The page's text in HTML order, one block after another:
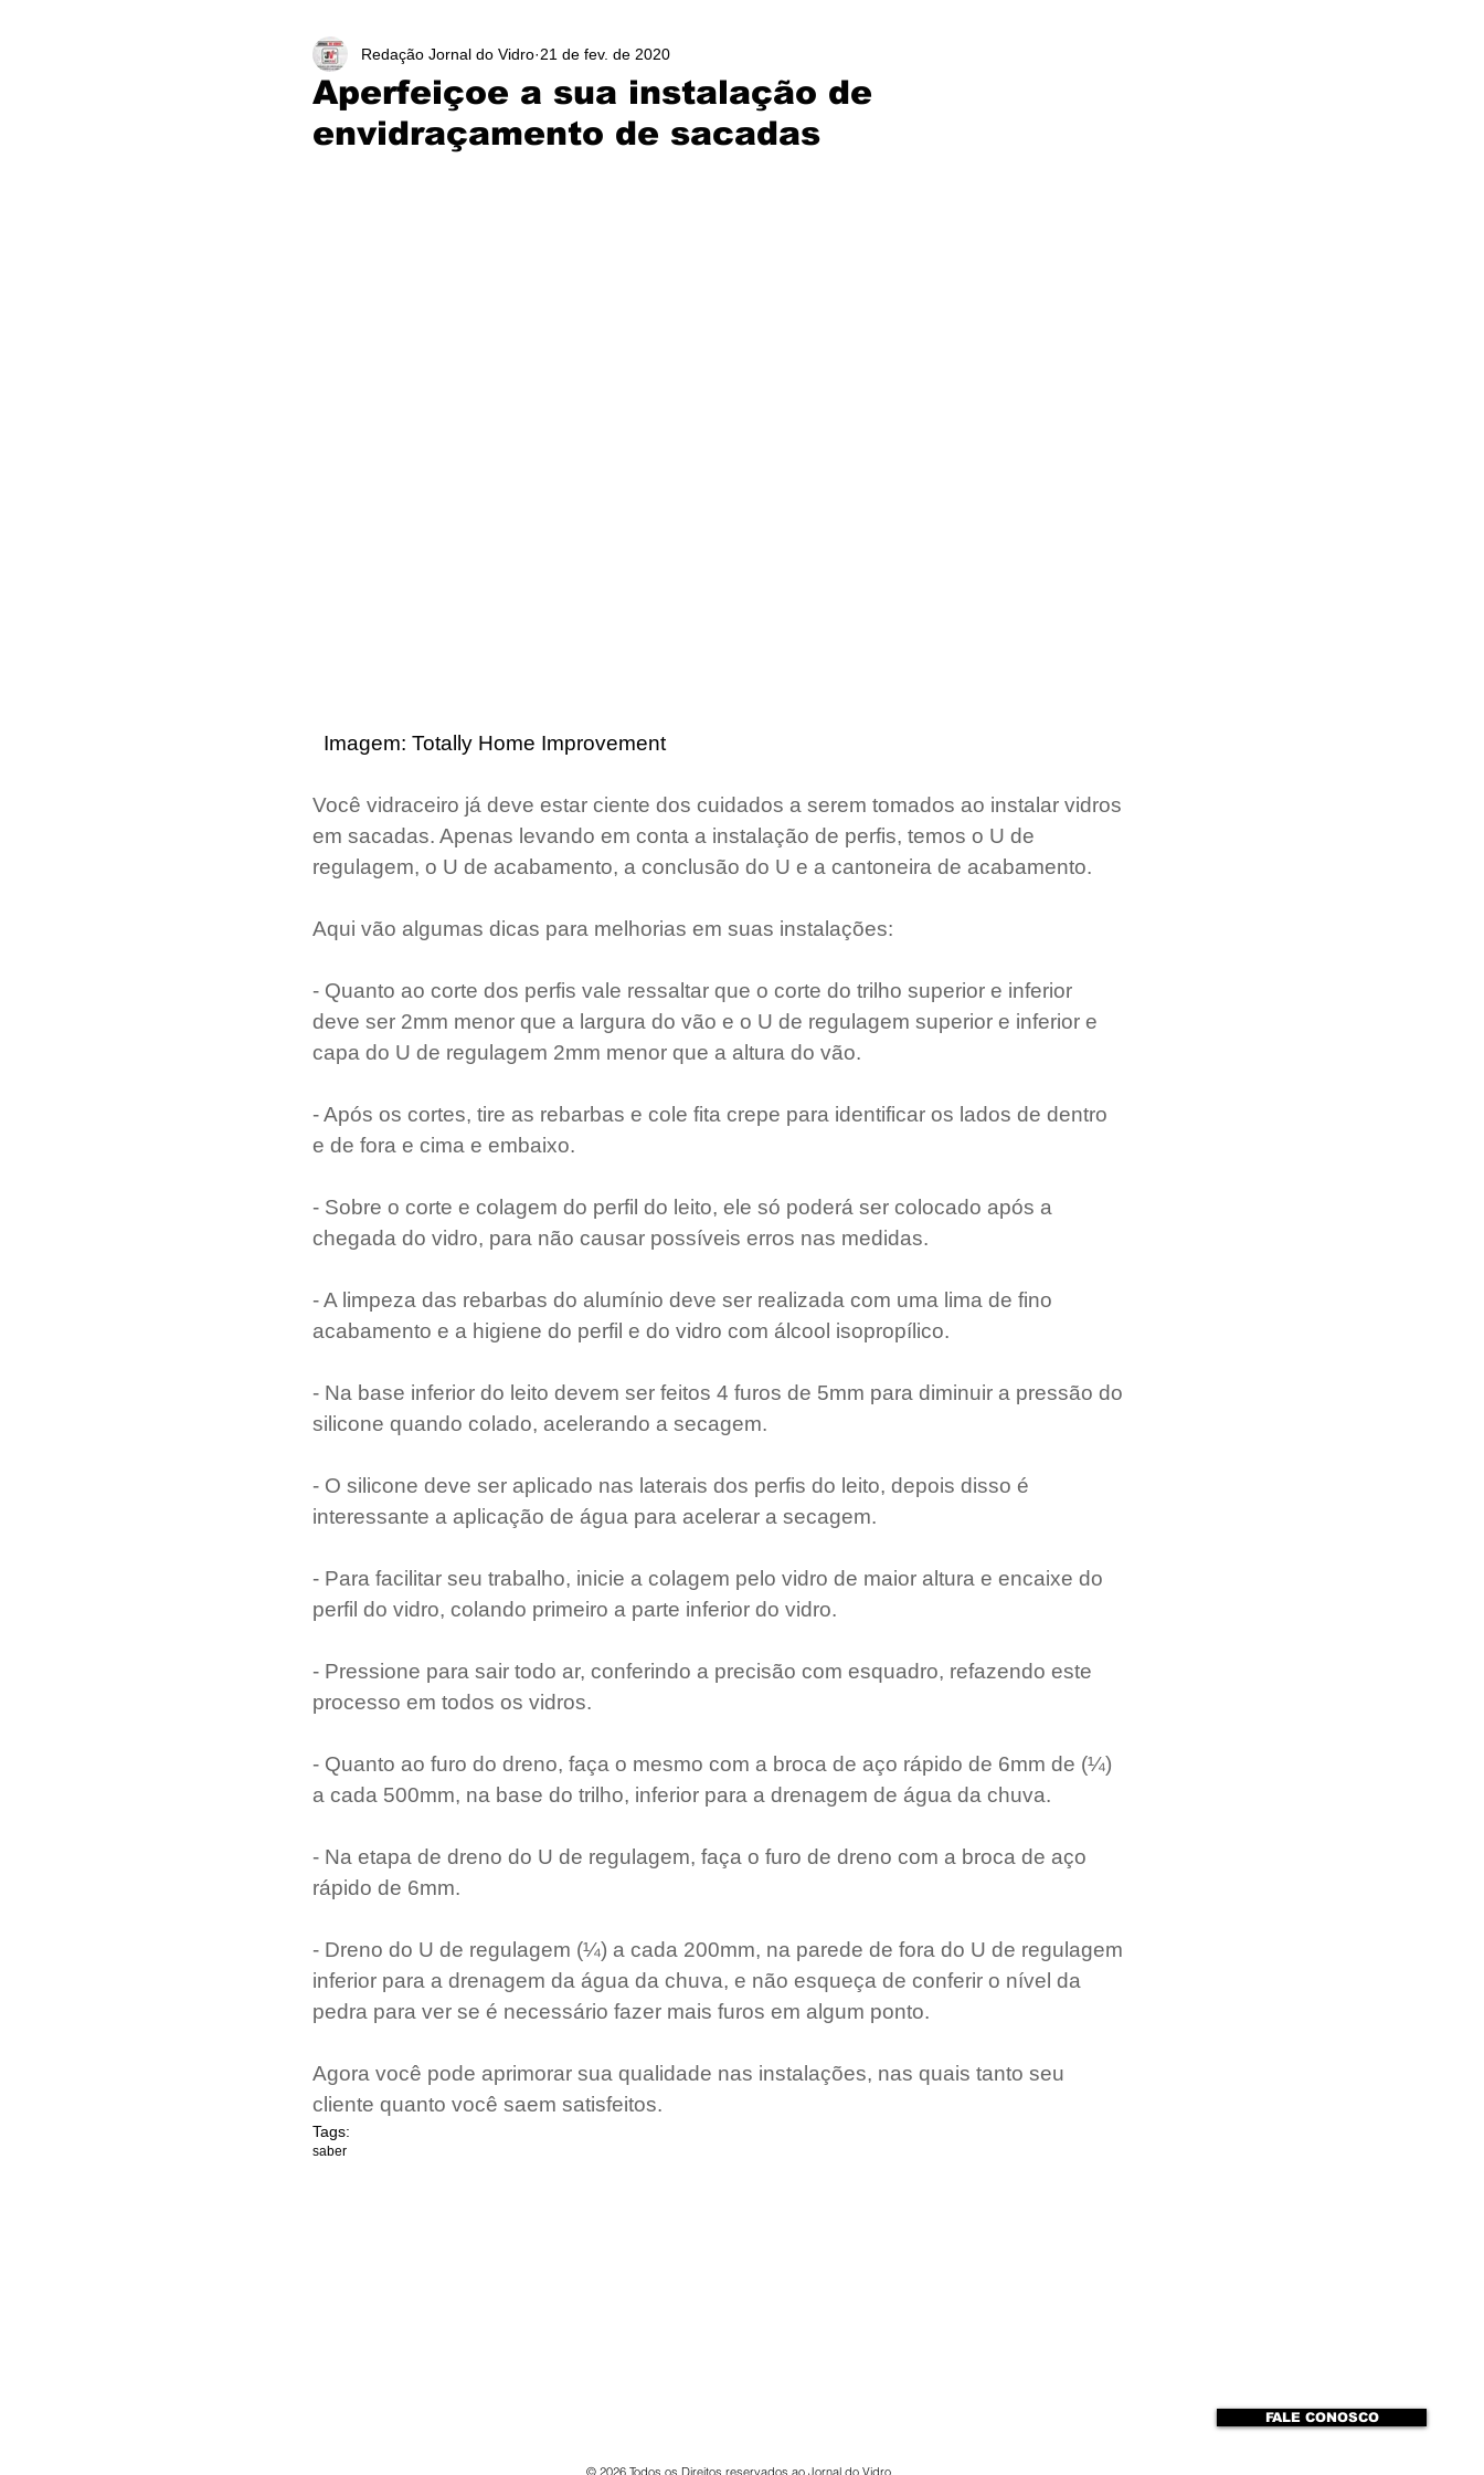
Aperfeiçoe a sua instalação de
envidraçamento de sacadas
Redação Jornal do Vidro 21 de fev. de 2020
  Imagem: Totally Home Improvement
Você vidraceiro já deve estar ciente dos cuidados a serem tomados ao instalar vidros
em sacadas. Apenas levando em conta a instalação de perfis, temos o U de
regulagem, o U de acabamento, a conclusão do U e a cantoneira de acabamento.
Aqui vão algumas dicas para melhorias em suas instalações:
- Quanto ao corte dos perfis vale ressaltar que o corte do trilho superior e inferior
deve ser 2mm menor que a largura do vão e o U de regulagem superior e inferior e
capa do U de regulagem 2mm menor que a altura do vão.
- Após os cortes, tire as rebarbas e cole fita crepe para identificar os lados de dentro
e de fora e cima e embaixo.
- Sobre o corte e colagem do perfil do leito, ele só poderá ser colocado após a
chegada do vidro, para não causar possíveis erros nas medidas.
- A limpeza das rebarbas do alumínio deve ser realizada com uma lima de fino
acabamento e a higiene do perfil e do vidro com álcool isopropílico.
- Na base inferior do leito devem ser feitos 4 furos de 5mm para diminuir a pressão do
silicone quando colado, acelerando a secagem.
- O silicone deve ser aplicado nas laterais dos perfis do leito, depois disso é
interessante a aplicação de água para acelerar a secagem.
- Para facilitar seu trabalho, inicie a colagem pelo vidro de maior altura e encaixe do
perfil do vidro, colando primeiro a parte inferior do vidro.
- Pressione para sair todo ar, conferindo a precisão com esquadro, refazendo este
processo em todos os vidros.
- Quanto ao furo do dreno, faça o mesmo com a broca de aço rápido de 6mm de (¼)
a cada 500mm, na base do trilho, inferior para a drenagem de água da chuva.
- Na etapa de dreno do U de regulagem, faça o furo de dreno com a broca de aço
rápido de 6mm.
- Dreno do U de regulagem (¼) a cada 200mm, na parede de fora do U de regulagem
inferior para a drenagem da água da chuva, e não esqueça de conferir o nível da
pedra para ver se é necessário fazer mais furos em algum ponto.
Agora você pode aprimorar sua qualidade nas instalações, nas quais tanto seu
cliente quanto você saem satisfeitos.
Tags:
saber
FALE CONOSCO
© 2026 Todos os Direitos reservados ao Jornal do Vidro.